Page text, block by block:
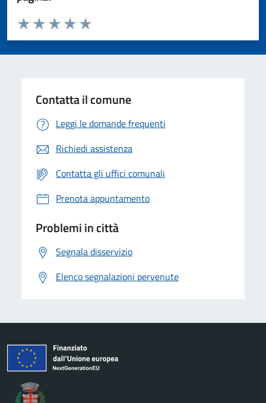
Valuta da 1 a 5 stelle la pagina
Valuta 5 stelle su 5
Valuta 4 stelle su 5
Valuta 3 stelle su 5
Valuta 2 stelle su 5
Valuta 1 stelle su 5
Contatta il comune
Leggi le domande frequenti
Richiedi assistenza
Contatta gli uffici comunali
Prenota appuntamento
Problemi in città
Segnala disservizio
Elenco segnalazioni pervenute